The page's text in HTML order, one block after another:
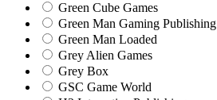
Green Cube Games
Green Man Gaming Publishing
Green Man Loaded
Grey Alien Games
Grey Box
GSC Game World